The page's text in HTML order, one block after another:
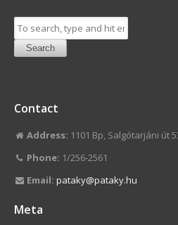
Search
Contact
Address: 1101 Bp, Salgótarjáni út
Phone: 1/256-2561
Email: pataky@pataky.hu
Meta